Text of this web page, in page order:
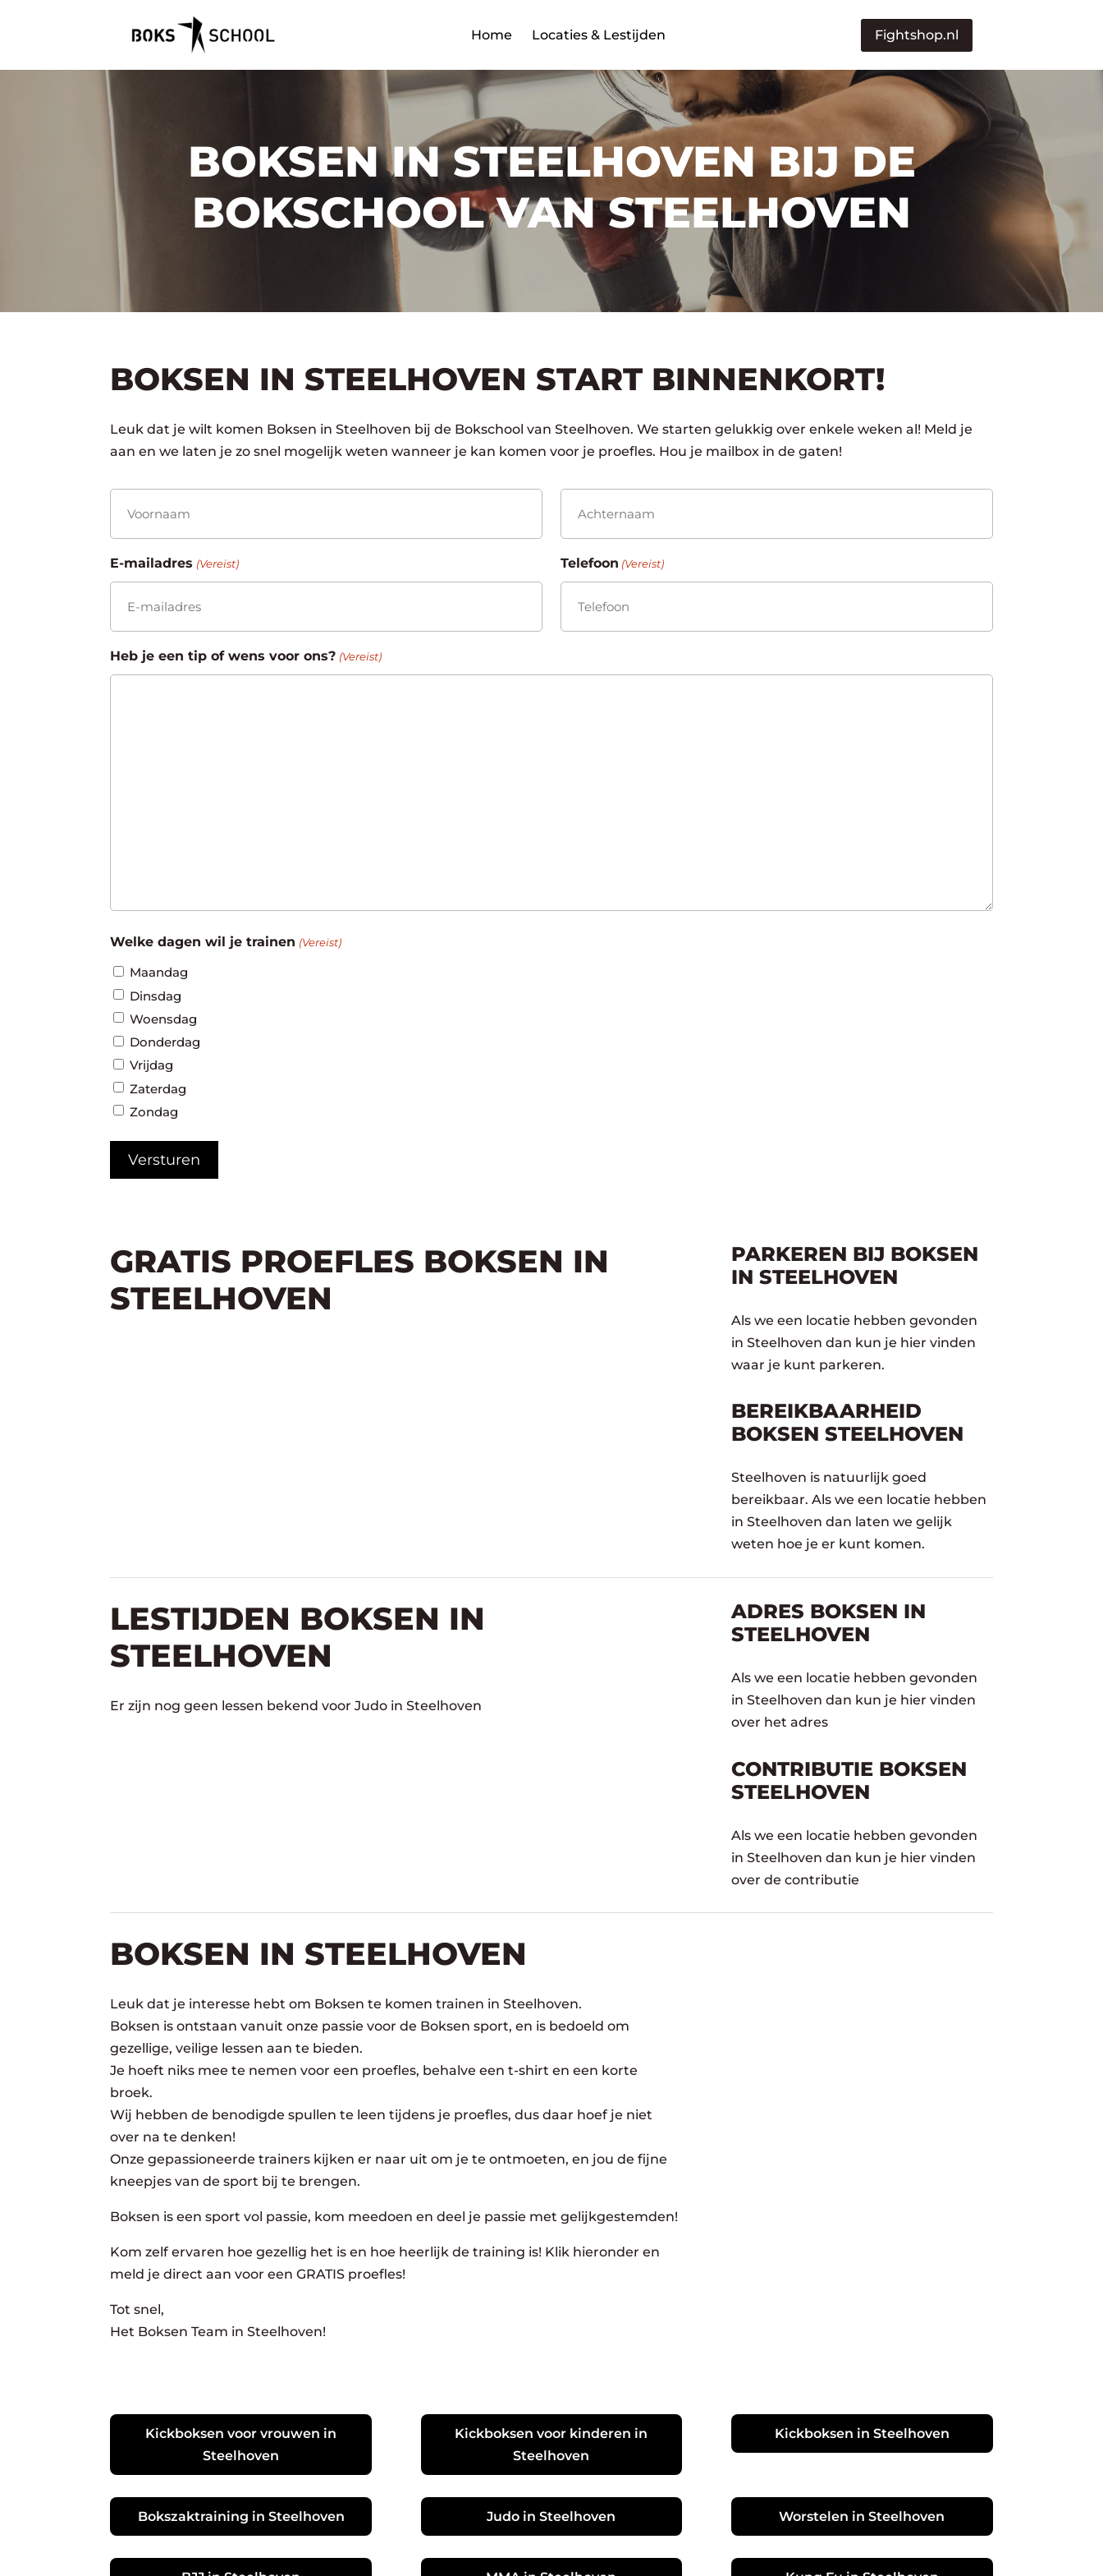
Home Locaties & Lestijden Fightshop.nl
BOKSEN IN STEELHOVEN BIJ DE
BOKSCHOOL VAN STEELHOVEN
BOKSEN IN STEELHOVEN START BINNENKORT!
Leuk dat je wilt komen Boksen in Steelhoven bij de Bokschool van Steelhoven. We starten gelukkig over enkele weken al! Meld je
aan en we laten je zo snel mogelijk weten wanneer je kan komen voor je proefles. Hou je mailbox in de gaten!
(Vereist)
Voornaam
E-mailadres (Vereist) Telefoon (Vereist)
Heb je een tip of wens voor ons? (Vereist)
Welke dagen wil je trainen (Vereist)
Maandag
Dinsdag
Woensdag
Donderdag
Vrijdag
Zaterdag
Zondag
GRATIS PROEFLES BOKSEN IN
STEELHOVEN
PARKEREN BIJ BOKSEN
IN STEELHOVEN
Als we een locatie hebben gevonden
in Steelhoven dan kun je hier vinden
waar je kunt parkeren.
BEREIKBAARHEID
BOKSEN STEELHOVEN
Steelhoven is natuurlijk goed
bereikbaar. Als we een locatie hebben
in Steelhoven dan laten we gelijk
weten hoe je er kunt komen.
LESTIJDEN BOKSEN IN
STEELHOVEN
Er zijn nog geen lessen bekend voor Judo in Steelhoven
ADRES BOKSEN IN
STEELHOVEN
Als we een locatie hebben gevonden
in Steelhoven dan kun je hier vinden
over het adres
CONTRIBUTIE BOKSEN
STEELHOVEN
Als we een locatie hebben gevonden
in Steelhoven dan kun je hier vinden
over de contributie
BOKSEN IN STEELHOVEN
Leuk dat je interesse hebt om Boksen te komen trainen in Steelhoven.
Boksen is ontstaan vanuit onze passie voor de Boksen sport, en is bedoeld om
gezellige, veilige lessen aan te bieden.
Je hoeft niks mee te nemen voor een proefles, behalve een t-shirt en een korte
broek.
Wij hebben de benodigde spullen te leen tijdens je proefles, dus daar hoef je niet
over na te denken!
Onze gepassioneerde trainers kijken er naar uit om je te ontmoeten, en jou de fijne
kneepjes van de sport bij te brengen.
Boksen is een sport vol passie, kom meedoen en deel je passie met gelijkgestemden!
Kom zelf ervaren hoe gezellig het is en hoe heerlijk de training is! Klik hieronder en
meld je direct aan voor een GRATIS proefles!
Tot snel,
Het Boksen Team in Steelhoven!
Kickboksen voor vrouwen in
Steelhoven
Kickboksen voor kinderen in
Steelhoven
Kickboksen in Steelhoven
Bokszaktraining in Steelhoven Judo in Steelhoven Worstelen in Steelhoven